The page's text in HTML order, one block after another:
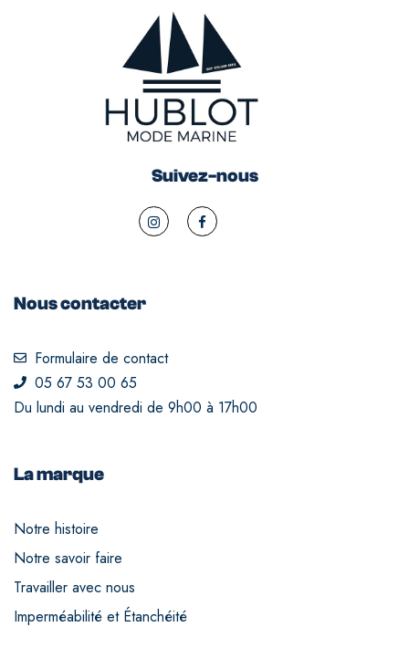
Suivez-nous
Nous contacter
Formulaire de contact
05 67 53 00 65
Du lundi au vendredi de 9h00 à 17h00
La marque
Notre histoire
Notre savoir faire
Travailler avec nous
Imperméabilité et Étanchéité